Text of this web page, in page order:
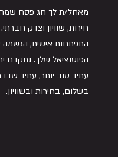
מאחל/ת לך חג פסח
חירות, שוויון וצדק
התפתחות אישית, הגשמה
הפוטנציאל שלך. נתקדם
עתיד טוב יותר, עתיד שבו
בשלום, בחירות ובשוויון.